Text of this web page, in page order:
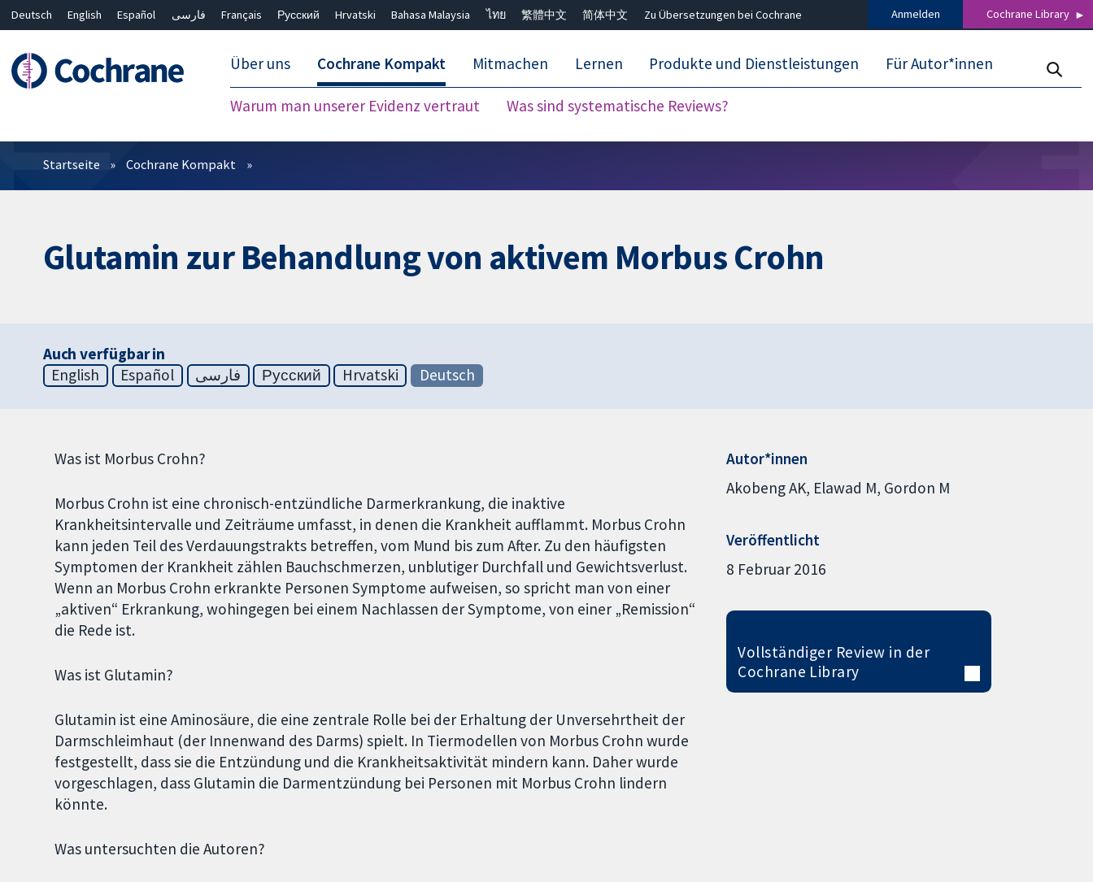
Deutsch English Español فارسی Français Русский Hrvatski Bahasa Malaysia ไทย 繁體中文 简体中文 Zu Übersetzungen bei Cochrane Anmelden Cochrane Library
Über uns Cochrane Kompakt
Warum man unserer Evidenz vertraut Was sind systematische Reviews?
Mitmachen Lernen Produkte und Dienstleistungen Für Autor*innen
Filter
Startseite Cochrane Kompakt
Glutamin zur Behandlung von aktivem Morbus Crohn
Auch verfügbar in
English
Español فارسی Русский Hrvatski Deutsch
Was ist Morbus Crohn?
Morbus Crohn ist eine chronisch-entzündliche Darmerkrankung, die inaktive
Krankheitsintervalle und Zeiträume umfasst, in denen die Krankheit aufflammt. Morbus Crohn
kann jeden Teil des Verdauungstrakts betreffen, vom Mund bis zum After. Zu den häufigsten
Symptomen der Krankheit zählen Bauchschmerzen, unblutiger Durchfall und Gewichtsverlust.
Wenn an Morbus Crohn erkrankte Personen Symptome aufweisen, so spricht man von einer
„aktiven“ Erkrankung, wohingegen bei einem Nachlassen der Symptome, von einer „Remission“
die Rede ist.
Was ist Glutamin?
Glutamin ist eine Aminosäure, die eine zentrale Rolle bei der Erhaltung der Unversehrtheit der
Darmschleimhaut (der Innenwand des Darms) spielt. In Tiermodellen von Morbus Crohn wurde
festgestellt, dass sie die Entzündung und die Krankheitsaktivität mindern kann. Daher wurde
vorgeschlagen, dass Glutamin die Darmentzündung bei Personen mit Morbus Crohn lindern
könnte.
Was untersuchten die Autoren?
Autor*innen
Akobeng AK Elawad M Gordon M
Veröffentlicht
8 Februar 2016
Vollständiger Review in der
Cochrane Library